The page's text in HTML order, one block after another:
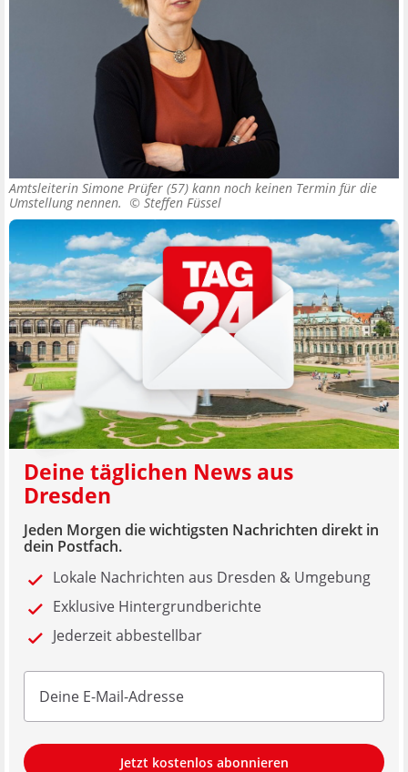
Amtsleiterin Simone Prüfer (57) kann noch keinen Termin für die
Umstellung nennen. © Steffen Füssel
Deine täglichen News aus
Dresden
Jeden Morgen die wichtigsten Nachrichten direkt in
dein Postfach.
Lokale Nachrichten aus Dresden & Umgebung
Exklusive Hintergrundberichte
Jederzeit abbestellbar
Jetzt kostenlos abonnieren